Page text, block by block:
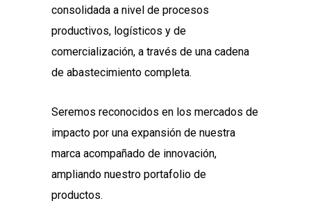
consolidada a nivel de procesos
productivos, logísticos y de
comercialización, a través de una cadena
de abastecimiento completa.
Seremos reconocidos en los mercados de
impacto por una expansión de nuestra
marca acompañado de innovación,
ampliando nuestro portafolio de
productos.